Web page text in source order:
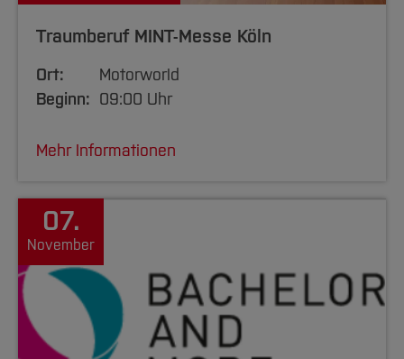
Traumberuf MINT-Messe Köln
Ort:
Motorworld
Beginn: 09:00 Uhr
Mehr Informationen
07.
November